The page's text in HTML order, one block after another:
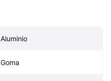
Aluminio
Goma